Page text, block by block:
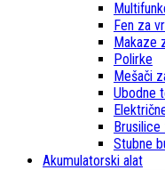
Fen za
Makaze
Polirke
Mešači
Ubodne
Stubne
Akumulatorski alat